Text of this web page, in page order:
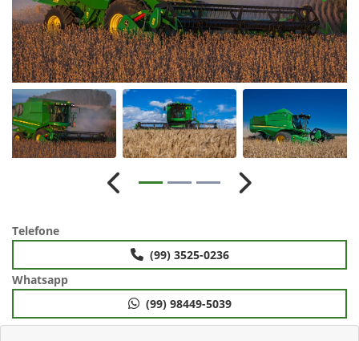
Anterior Próximo
Telefone
(99) 3525-0236
Whatsapp
(99) 98449-5039